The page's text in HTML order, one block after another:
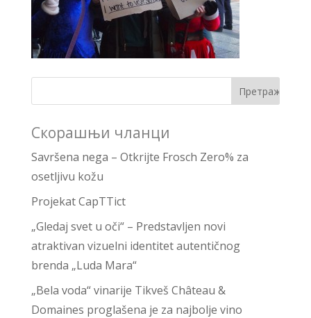
Скорашњи чланци
Savršena nega – Otkrijte Frosch Zero% za
osetljivu kožu
Projekat CapTTict
„Gledaj svet u oči“ – Predstavljen novi
atraktivan vizuelni identitet autentičnog
brenda „Luda Mara“
„Bela voda“ vinarije Tikveš Château &
Domaines proglašena je za najbolje vino